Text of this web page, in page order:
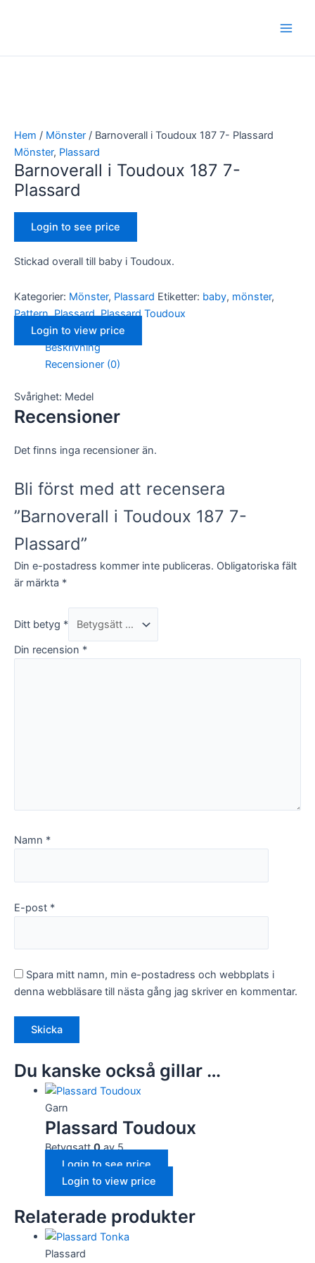
Hem / Mönster / Barnoverall i Toudoux 187 7- Plassard
Mönster, Plassard
Barnoverall i Toudoux 187 7-
Plassard
Login to see price
Stickad overall till baby i Toudoux.
Kategorier: Mönster, Plassard Etiketter: baby, mönster,
Pattern,Plassard,Plassard Toudoux
Login to view price
Beskrivning
Recensioner (0)
Svårighet: Medel
Recensioner
Det finns inga recensioner än.
Bli först med att recensera
”Barnoverall i Toudoux 187 7-
Plassard”
Din e-postadress kommer inte publiceras. Obligatoriska fält
är märkta *
Ditt betyg *
Din recension *
Namn *
E-post *
Spara mitt namn, min e-postadress och webbplats i
denna webbläsare till nästa gång jag skriver en kommentar.
Du kanske också gillar …
Garn
Plassard Toudoux
Betygsatt0av 5
Login to see price
Login to view price
Relaterade produkter
Plassard